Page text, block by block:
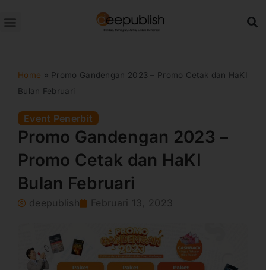
ke
Home » Promo Gandengan 2023 – Promo Cetak dan HaKI
Bulan Februari
Event Penerbit
Promo Gandengan 2023 –
Promo Cetak dan HaKI
Bulan Februari
deepublish Februari 13, 2023